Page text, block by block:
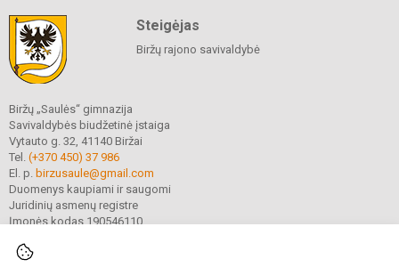
Steigėjas
Biržų rajono savivaldybė
Biržų „Saulės“ gimnazija
Savivaldybės biudžetinė įstaiga
Vytauto g. 32, 41140 Biržai
Tel. (+370 450) 37 986
El. p. birzusaule@gmail.com
Duomenys kaupiami ir saugomi
Juridinių asmenų registre
Įmonės kodas 190546110